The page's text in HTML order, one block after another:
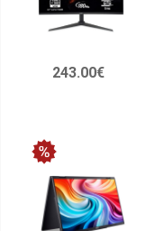
243.00€